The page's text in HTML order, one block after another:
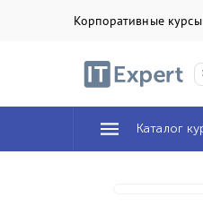
Корпоративные курсы
Каталог